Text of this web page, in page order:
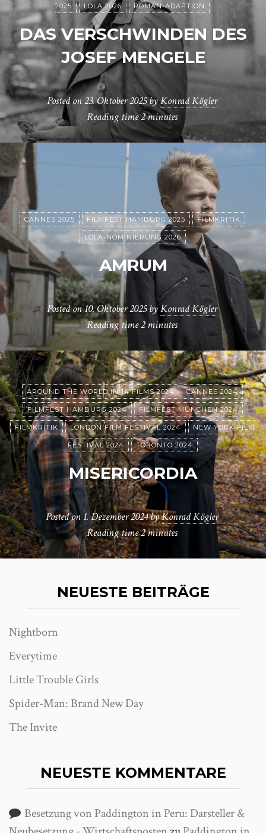
2025 LOLA 2026 ROMAN-ADAPTION
DAS VERSCHWINDEN DES
JOSEF MENGELE
Posted on23. Oktober 2025byKonrad Kögler
Reading time2 minutes
CANNES 2025 FILMFEST HAMBURG 2025 FILMKRITIK
LOLA-NOMINIERUNG 2026
AMRUM
Posted on10. Oktober 2025 byKonrad Kögler
Reading time2 minutes
AROUND THE WORLD IN 14 FILMS 2024 CANNES 2024
FILMFEST HAMBURG 2024 FILMFEST MÜNCHEN 2024
FILMKRITIK LONDON FILM FESTIVAL 2024 NEW YORK FILM
FESTIVAL 2024 TORONTO 2024
MISERICORDIA
Posted on 1. Dezember 2024byKonrad Kögler
Reading time2 minutes
NEUESTE BEITRÄGE
Nightborn
Everytime
Little Trouble Girls
Spider-Man: Brand New Day
The Invite
NEUESTE KOMMENTARE
Besetzung von Paddington in Peru: Darsteller &